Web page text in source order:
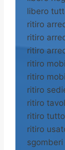
libero
ritiro
ritiro
ritiro
ritiro
ritiro
ritiro
ritiro
ritiro tutto
ritiro